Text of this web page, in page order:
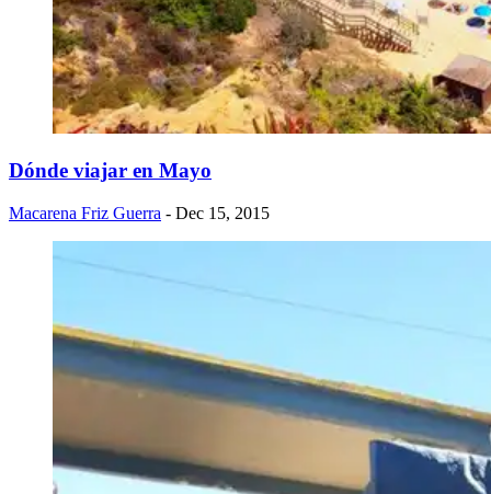
Dónde viajar en Mayo
Macarena Friz Guerra - Dec 15, 2015